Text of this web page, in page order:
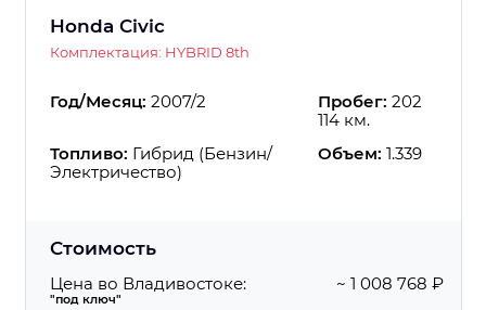
Honda Civic
Комплектация: HYBRID 8th
Год/Месяц: 2007/2 Пробег: 202
114 км.
Топливо: Гибрид (Бензин/
Электричество)
Объем: 1.339
Стоимость
Цена во Владивостоке:
"под ключ"
~ 1 008 768 ₽